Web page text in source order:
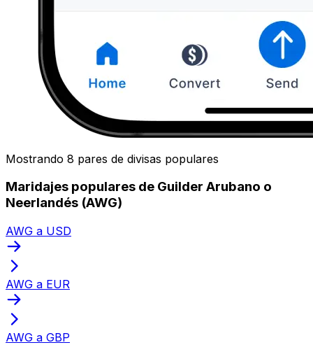
Mostrando 8 pares de divisas populares
Maridajes populares de Guilder Arubano o
Neerlandés (AWG)
AWG a USD
AWG a EUR
AWG a GBP